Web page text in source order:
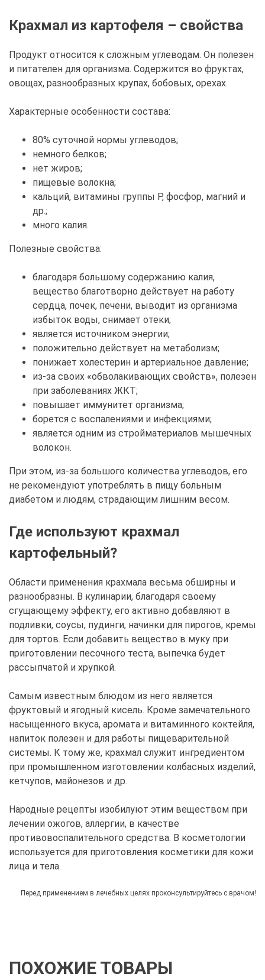
Крахмал из картофеля – свойства
Продукт относится к сложным углеводам. Он полезен
и питателен для организма. Содержится во фруктах,
овощах, разнообразных крупах, бобовых, орехах.
Характерные особенности состава:
80% суточной нормы углеводов;
немного белков;
нет жиров;
пищевые волокна;
кальций, витамины группы Р, фосфор, магний и
др.;
много калия.
Полезные свойства:
благодаря большому содержанию калия,
вещество благотворно действует на работу
сердца, почек, печени, выводит из организма
избыток воды, снимает отеки;
является источником энергии;
положительно действует на метаболизм;
понижает холестерин и артериальное давление;
из-за своих «обволакивающих свойств», полезен
при заболеваниях ЖКТ;
повышает иммунитет организма;
борется с воспалениями и инфекциями;
является одним из стройматериалов мышечных
волокон.
При этом, из-за большого количества углеводов, его
не рекомендуют употреблять в пищу больным
диабетом и людям, страдающим лишним весом.
Где используют крахмал
картофельный?
Области применения крахмала весьма обширны и
разнообразны. В кулинарии, благодаря своему
сгущающему эффекту, его активно добавляют в
подливки, соусы, пудинги, начинки для пирогов, кремы
для тортов. Если добавить вещество в муку при
приготовлении песочного теста, выпечка будет
рассыпчатой и хрупкой.
Самым известным блюдом из него является
фруктовый и ягодный кисель. Кроме замечательного
насыщенного вкуса, аромата и витаминного коктейля,
напиток полезен и для работы пищеварительной
системы. К тому же, крахмал служит ингредиентом
при промышленном изготовлении колбасных изделий,
кетчупов, майонезов и др.
Народные рецепты изобилуют этим веществом при
лечении ожогов, аллергии, в качестве
противовоспалительного средства. В косметологии
используется для приготовления косметики для кожи
лица и тела.
Перед применением в лечебных целях проконсультируйтесь с врачом!
ПОХОЖИЕ ТОВАРЫ